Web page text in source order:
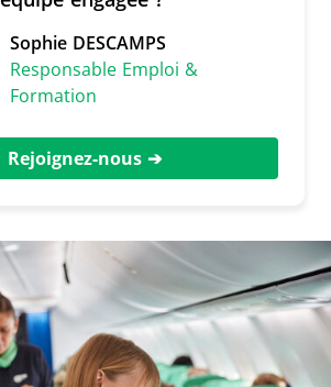
Sophie DESCAMPS
Responsable Emploi &
Formation
Rejoignez-nous